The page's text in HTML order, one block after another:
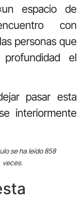
espacio de
con
personas que
el
pasar esta
interiormente
se ha leído 858
veces.